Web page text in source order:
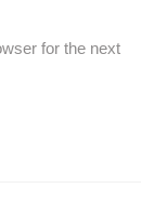
for the next